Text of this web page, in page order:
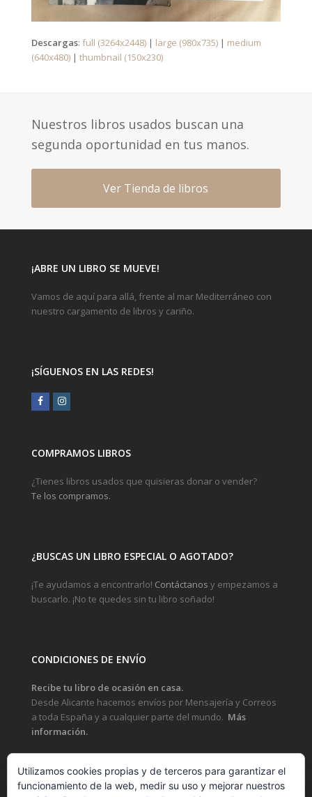
Descargas: full (3264x2448)| large (980x735)| medium
(640x480)| thumbnail (150x230)
Nuestros libros usados buscan una
segunda oportunidad en tus manos.
Ver Tienda de libros
¡ABRE UN LIBRO SE MUEVE!
Vamos de aquí para allá, frente al mar Mediterráneo con
nuestro cargamento de libros y cariño.
¡SÍGUENOS EN LAS REDES!
FacebookInstagram
COMPRAMOS LIBROS
¿Tienes libros usados que quisieras donar o vender?
Te los compramos.
¿BUSCAS UN LIBRO ESPECIAL O AGOTADO?
¡Te ayudamos a encontrarlo! Contáctanos y empezamos a
buscarlo. ¡No te quedes sin tu libro soñado!
CONDICIONES DE ENVÍO
Recibe tu libro de ocasión en casa.
Desde Alicante hacemos envíos por Mensajería y Correos
a toda España y a cualquier parte del mundo. Más
información.
LEGAL
Utilizamos cookies propias y de terceros para garantizar el
funcionamiento de la web, medir su uso y mejorar nuestros